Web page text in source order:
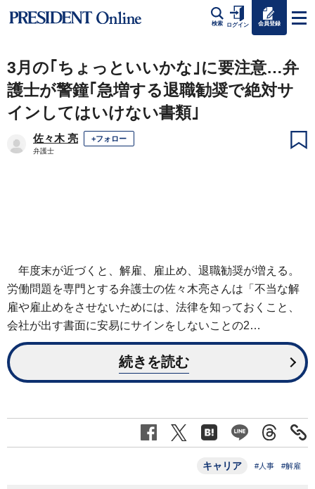
検索 ログイン 会員登録
3月の｢ちょっといいかな｣に要注意…弁
護士が警鐘｢急増する退職勧奨で絶対サ
インしてはいけない書類｣
佐々木 亮 +フォロー
弁護士
年度末が近づくと、解雇、雇止め、退職勧奨が増える。
労働問題を専門とする弁護士の佐々木亮さんは「不当な解
雇や雇止めをさせないためには、法律を知っておくこと、
会社が出す書面に安易にサインをしないことの2…
続きを読む
キャリア #人事 #解雇